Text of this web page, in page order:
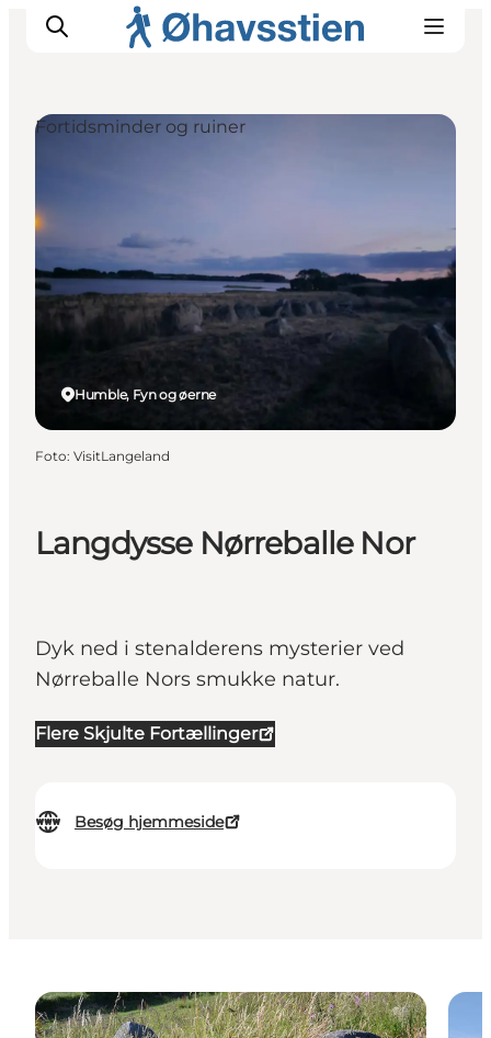
Vandreruter
Planlægning
Langdysse Nørreballe Nor
Dyk ned i stenalderens mysterier ved
Nørreballe Nors smukke natur.
Flere Skjulte Fortællinger
Besøg hjemmeside
Humble, Fyn og øerne
Fortidsminder og ruiner
Foto: VisitLangeland